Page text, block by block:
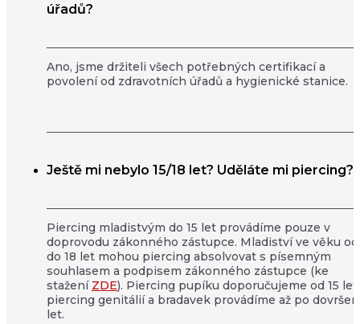
úřadů?
Ano, jsme držiteli všech potřebných certifikací a
povolení od zdravotních úřadů a hygienické stanice.
Ještě mi nebylo 15/18 let? Uděláte mi piercing?
Piercing mladistvým do 15 let provádíme pouze v
doprovodu zákonného zástupce. Mladiství ve věku od
do 18 let mohou piercing absolvovat s písemným
souhlasem a podpisem zákonného zástupce (ke
stažení ZDE). Piercing pupíku doporučujeme od 15 let,
piercing genitálií a bradavek provádíme až po
let.